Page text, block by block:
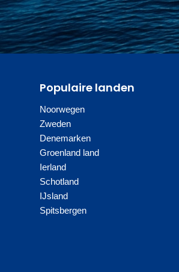
Populaire landen
Noorwegen
Zweden
Denemarken
Groenland land
Ierland
Schotland
IJsland
Spitsbergen